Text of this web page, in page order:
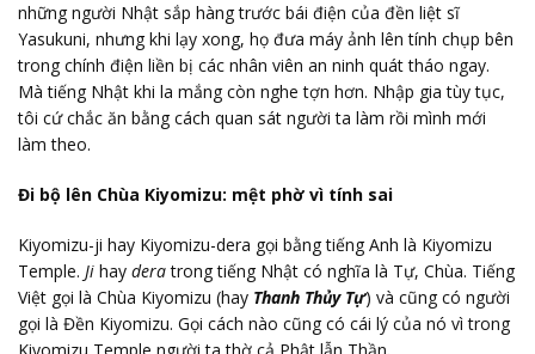
những người Nhật sắp hàng trước bái điện của đền liệt sĩ
Yasukuni, nhưng khi lạy xong, họ đưa máy ảnh lên tính chụp bên
trong chính điện liền bị các nhân viên an ninh quát tháo ngay.
Mà tiếng Nhật khi la mắng còn nghe tợn hơn. Nhập gia tùy tục,
tôi cứ chắc ăn bằng cách quan sát người ta làm rồi mình mới
làm theo.
Đi bộ lên Chùa Kiyomizu: mệt phờ vì tính sai
Kiyomizu-ji hay Kiyomizu-dera gọi bằng tiếng Anh là Kiyomizu
Temple. Ji hay deratrong tiếng Nhật có nghĩa là Tự, Chùa. Tiếng
Việt gọi là Chùa Kiyomizu (hay Thanh Thủy Tự) và cũng có người
gọi là Đền Kiyomizu. Gọi cách nào cũng có cái lý của nó vì trong